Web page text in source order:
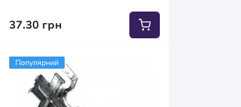
37.30 грн
Популярний